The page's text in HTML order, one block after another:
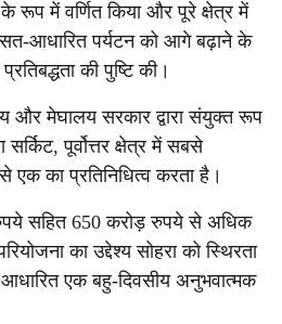
रूप में वर्णित किया और पूरे क्षेत्र में
आधारित पर्यटन को आगे बढ़ाने के
की पुष्टि की।
और मेघालय सरकार द्वारा संयुक्त रूप
पूर्वोत्तर क्षेत्र में सबसे
से एक का प्रतिनिधित्व करता है।
सहित 650 करोड़ रुपये से अधिक
का उद्देश्य सोहरा को स्थिरता
एक बहु-दिवसीय अनुभवात्मक